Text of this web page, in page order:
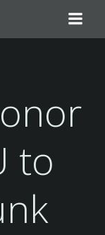
to